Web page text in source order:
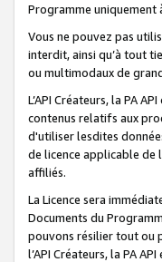
Programme uniquement
Vous ne pouvez pas
interdit, ainsi qu’à tout
ou multimodaux de
L’API Créateurs, la PA
contenus relatifs aux
d'utiliser lesdites
de licence applicable de
affiliés.
La Licence sera
Documents du
pouvons résilier tout ou
l’API Créateurs, la PA